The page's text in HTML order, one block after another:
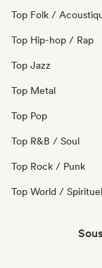
Top Folk /
Top Hip-hop / Rap
Top Jazz
Top Metal
Top Pop
Top R&B / Soul
Top Rock / Punk
Top World / Spirituel